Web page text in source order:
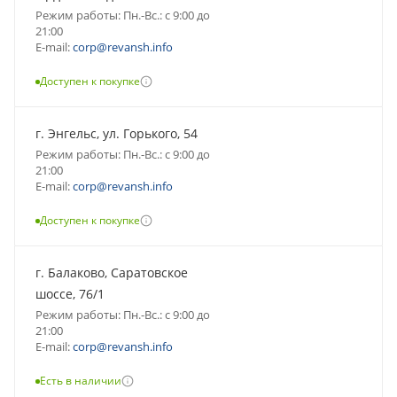
Режим работы: Пн.-Вс.: с 9:00 до
21:00
E-mail:corp@revansh.info
Доступен к покупке
г. Энгельс, ул. Горького, 54
Режим работы: Пн.-Вс.: с 9:00 до
21:00
E-mail:corp@revansh.info
Доступен к покупке
г. Балаково, Саратовское
шоссе, 76/1
Режим работы: Пн.-Вс.: с 9:00 до
21:00
E-mail:corp@revansh.info
Есть в наличии